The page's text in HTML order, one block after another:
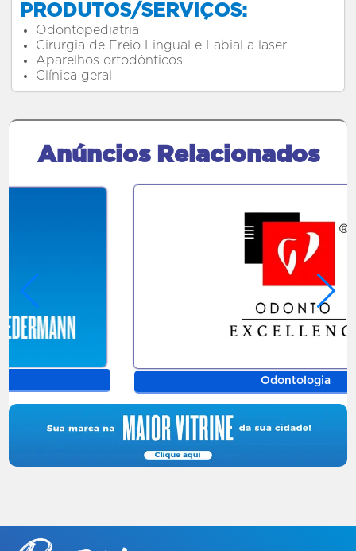
PRODUTOS/SERVIÇOS:
Odontopediatria
Cirurgia de Freio Lingual e Labial a laser
Aparelhos ortodônticos
Clínica geral
Anúncios Relacionados